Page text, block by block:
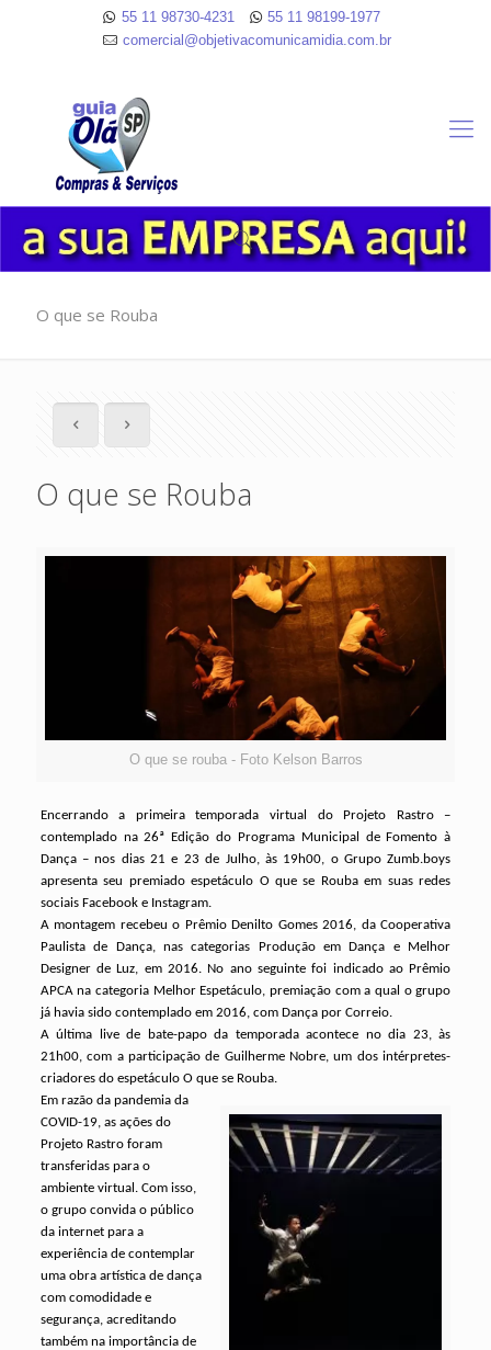
55 11 98730-4231
55 11 98199-1977
comercial@objetivacomunicamidia.com.br
O que se Rouba
O que se Rouba
O que se rouba - Foto Kelson Barros
Encerrando a primeira temporada virtual do Projeto Rastro –
contemplado na 26ª Edição do Programa Municipal de Fomento à
Dança – nos dias 21 e 23 de Julho, às 19h00, o Grupo Zumb.boys
apresenta seu premiado espetáculo O que se Rouba em suas redes
sociais Facebook e Instagram.
A montagem recebeu o Prêmio Denilto Gomes 2016, da Cooperativa
Paulista de Dança, nas categorias Produção em Dança e Melhor
Designer de Luz, em 2016. No ano seguinte foi indicado ao Prêmio
APCA na categoria Melhor Espetáculo, premiação com a qual o grupo
já havia sido contemplado em 2016, com Dança por Correio.
A última live de bate-papo da temporada acontece no dia 23, às
21h00, com a participação de Guilherme Nobre, um dos intérpretes-
criadores do espetáculo O que se Rouba.
Em razão da pandemia da
COVID-19, as ações do
Projeto Rastro foram
transferidas para o
ambiente virtual. Com isso,
o grupo convida o público
da internet para a
experiência de contemplar
uma obra artística de dança
com comodidade e
segurança, acreditando
também na importância de